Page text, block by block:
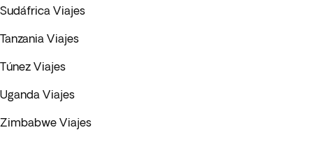
Sudáfrica Viajes
Tanzania Viajes
Túnez Viajes
Uganda Viajes
Zimbabwe Viajes